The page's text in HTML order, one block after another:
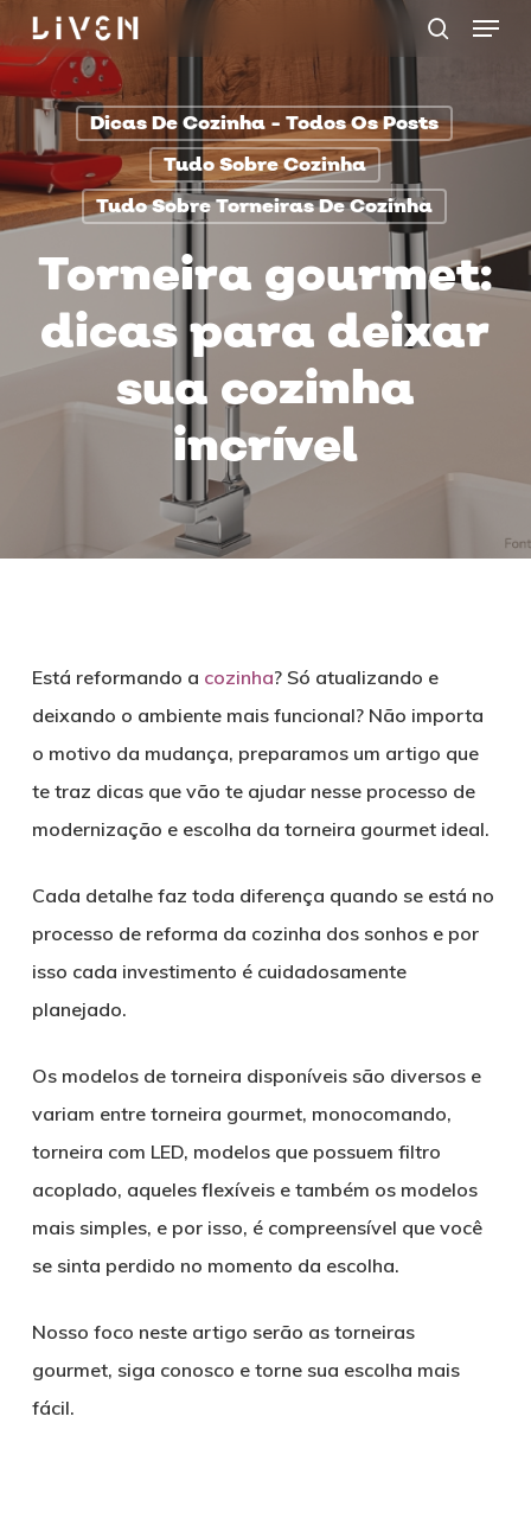
Skip
main
content
Menu
Dicas De Cozinha - Todos Os Posts
Tudo Sobre Cozinha
Tudo Sobre Torneiras De Cozinha
Torneira gourmet:
dicas para deixar
sua cozinha
incrível
Está reformando a cozinha? Só atualizando e
deixando o ambiente mais funcional? Não importa
o motivo da mudança, preparamos um artigo que
te traz dicas que vão te ajudar nesse processo de
modernização e escolha da torneira gourmet ideal.
Cada detalhe faz toda diferença quando se está no
processo de reforma da cozinha dos sonhos e por
isso cada investimento é cuidadosamente
planejado.
Os modelos de torneira disponíveis são diversos e
variam entre torneira gourmet, monocomando,
torneira com LED, modelos que possuem filtro
acoplado, aqueles flexíveis e também os modelos
mais simples, e por isso, é compreensível que você
se sinta perdido no momento da escolha.
Nosso foco neste artigo serão as torneiras
gourmet, siga conosco e torne sua escolha mais
fácil.